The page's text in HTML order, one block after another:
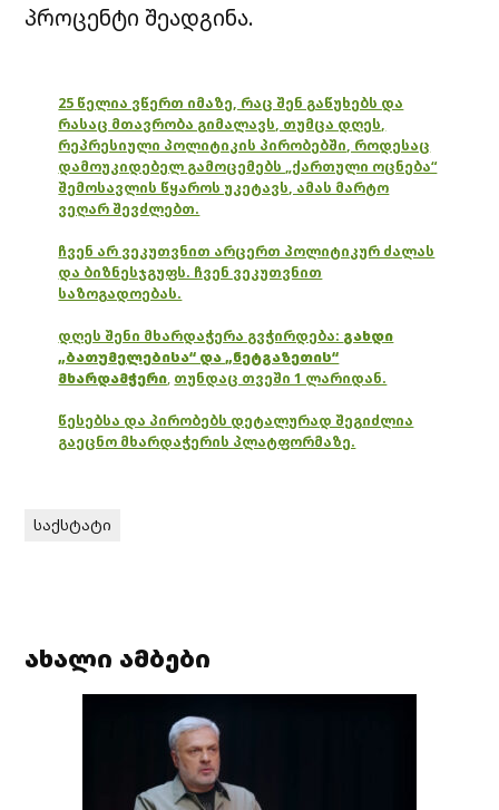
პროცენტი შეადგინა.
25 წელია ვწერთ იმაზე, რაც შენ გაწუხებს და
რასაც მთავრობა გიმალავს, თუმცა დღეს,
რეპრესიული პოლიტიკის პირობებში, როდესაც
დამოუკიდებელ გამოცემებს „ქართული ოცნება“
შემოსავლის წყაროს უკეტავს, ამას მარტო
ვეღარ შევძლებთ.
ჩვენ არ ვეკუთვნით არცერთ პოლიტიკურ ძალას
და ბიზნესჯგუფს. ჩვენ ვეკუთვნით
საზოგადოებას.
დღეს შენი მხარდაჭერა გვჭირდება: გახდი
„ბათუმელებისა“ და „ნეტგაზეთის“
მხარდამჭერი, თუნდაც თვეში 1 ლარიდან.
წესებსა და პირობებს დეტალურად შეგიძლია
გაეცნო მხარდაჭერის პლატფორმაზე.
საქსტატი
ახალი ამბები